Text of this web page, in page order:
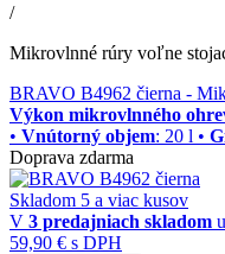
/
Mikrovlnné rúry voľne
BRAVO B4962 čierna -
Výkon mikrovlnného
• Vnútorný objem: 20 l •
Doprava zdarma
Skladom 5 a viac kusov
V 3 predajniach skladom
59,90 € s DPH